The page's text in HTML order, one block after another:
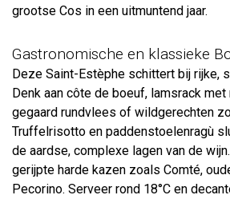
grootse Cos in een uitmuntend jaar.
Gastronomische en klassieke
Deze Saint-Estèphe schittert bij rijke,
Denk aan côte de boeuf, lamsrack
gegaard rundvlees of wildgerechten
Truffelrisotto en paddenstoelenragù
de aardse, complexe lagen van de
gerijpte harde kazen zoals Comté,
Pecorino. Serveer rond 18°C en